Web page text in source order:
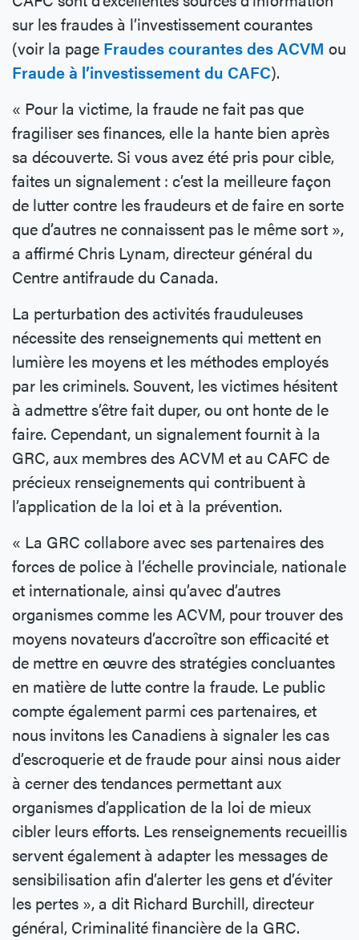
sur les fraudes à l’investissement courantes
(voir la page Fraudes courantes des ACVM ou
Fraude à l’investissement du CAFC).
« Pour la victime, la fraude ne fait pas que
fragiliser ses finances, elle la hante bien après
sa découverte. Si vous avez été pris pour cible,
faites un signalement : c’est la meilleure façon
de lutter contre les fraudeurs et de faire en sorte
que d’autres ne connaissent pas le même sort »,
a affirmé Chris Lynam, directeur général du
Centre antifraude du Canada.
La perturbation des activités frauduleuses
nécessite des renseignements qui mettent en
lumière les moyens et les méthodes employés
par les criminels. Souvent, les victimes hésitent
à admettre s’être fait duper, ou ont honte de le
faire. Cependant, un signalement fournit à la
GRC, aux membres des ACVM et au CAFC de
précieux renseignements qui contribuent à
l’application de la loi et à la prévention.
« La GRC collabore avec ses partenaires des
forces de police à l’échelle provinciale, nationale
et internationale, ainsi qu’avec d’autres
organismes comme les ACVM, pour trouver des
moyens novateurs d’accroître son efficacité et
de mettre en œuvre des stratégies concluantes
en matière de lutte contre la fraude. Le public
compte également parmi ces partenaires, et
nous invitons les Canadiens à signaler les cas
d’escroquerie et de fraude pour ainsi nous aider
à cerner des tendances permettant aux
organismes d’application de la loi de mieux
cibler leurs efforts. Les renseignements recueillis
servent également à adapter les messages de
sensibilisation afin d’alerter les gens et d’éviter
les pertes », a dit Richard Burchill, directeur
général, Criminalité financière de la GRC.